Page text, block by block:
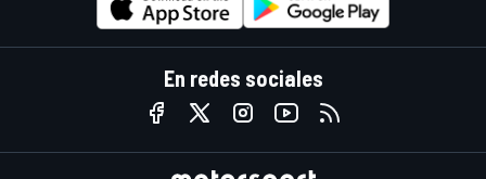
En redes sociales